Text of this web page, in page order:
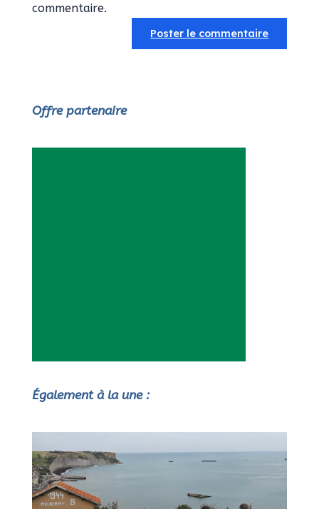
commentaire.
Offre partenaire
Également à la une :